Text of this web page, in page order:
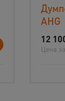
AHG
12
Цена